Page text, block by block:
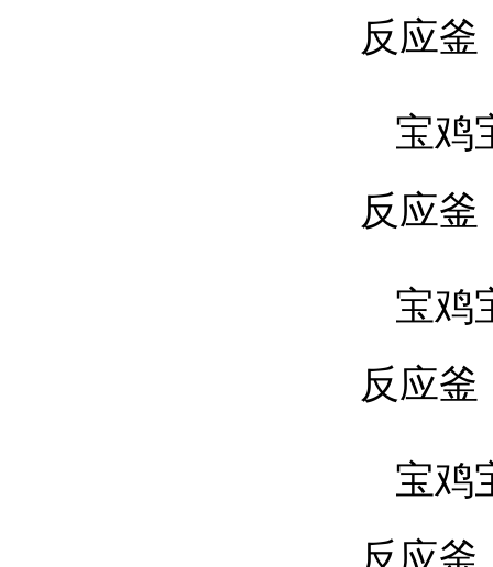
反应釜
宝鸡
反应釜
宝鸡
反应釜
宝鸡
反应釜